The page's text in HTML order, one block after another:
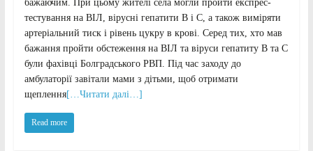
бажаючим. При цьому жителі села могли пройти експрес-
тестування на ВІЛ, вірусні гепатити В і С, а також виміряти
артеріальний тиск і рівень цукру в крові. Серед тих, хто мав
бажання пройти обстеження на ВІЛ та віруси гепатиту В та С
були фахівці Болградського РВП. Під час заходу до
амбулаторії завітали мами з дітьми, щоб отримати
щеплення[…Читати далі…]
Read more